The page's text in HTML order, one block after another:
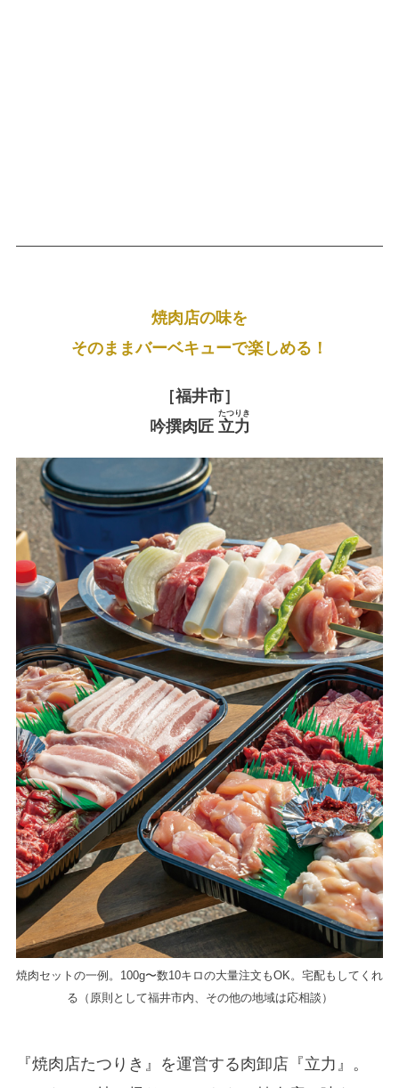
焼肉店の味を
そのままバーベキューで楽しめる！
［福井市］
吟撰肉匠 立力
たつりき
焼肉セットの一例。100g〜数10キロの大量注文もOK。宅配もしてくれ
る（原則として福井市内、その他の地域は応相談）
『焼肉店たつりき』を運営する肉卸店『立力』。